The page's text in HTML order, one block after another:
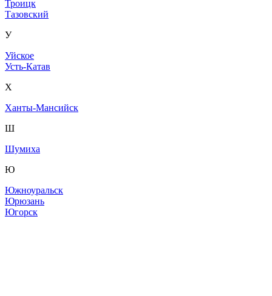
Троицк
Тазовский
У
Уйское
Усть-Катав
Х
Ханты-Мансийск
Ш
Шумиха
Ю
Южноуральск
Юрюзань
Югорск